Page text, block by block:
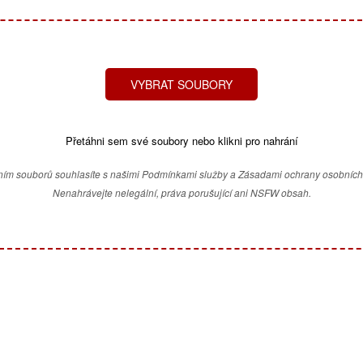
VYBRAT SOUBORY
Přetáhni sem své soubory nebo klikni pro nahrání
souborů souhlasíte s našimi Podmínkami služby a Zásadami ochrany
Nenahrávejte nelegální, práva porušující ani NSFW obsah.